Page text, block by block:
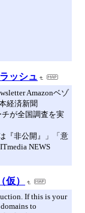
ッシュ
Amazonベゾ
経済新聞
が全国調査を実
『非公開』」「意
NEWS
）
If this is your
to